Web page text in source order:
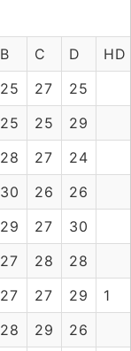
B C D
HD
25 27
25
25 25
29
28 27
24
30 26
26
29 27
30
27 28
28
27 27 29
1
28 29
26